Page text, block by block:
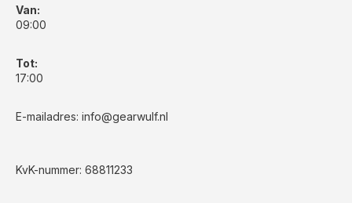
Van:
09:00
Tot:
17:00
E-mailadres: info@gearwulf.nl
KvK-nummer: 68811233